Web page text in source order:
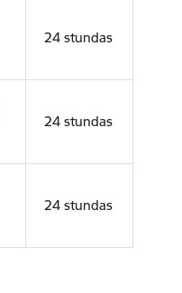
24 stundas
24 stundas
24 stundas